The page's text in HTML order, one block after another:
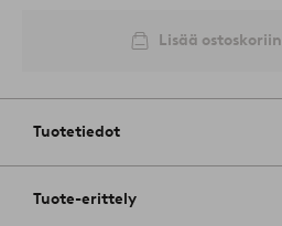
Lisää ostoskoriin
Tuotetiedot
Tuote-erittely